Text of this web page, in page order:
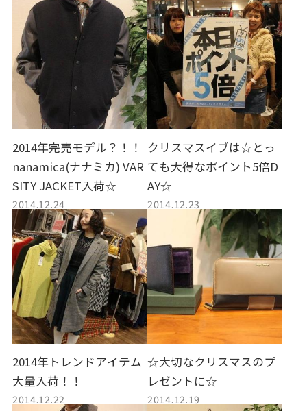
荷☆
2014年完売モデル？！！
nanamica(ナナミカ) VAR
SITY JACKET入荷☆
2014.12.24
クリスマスイブは☆とっ
ても大得なポイント5倍D
AY☆
2014.12.23
2014年トレンドアイテム
大量入荷！！
2014.12.22
☆大切なクリスマスのプ
レゼントに☆
2014.12.19